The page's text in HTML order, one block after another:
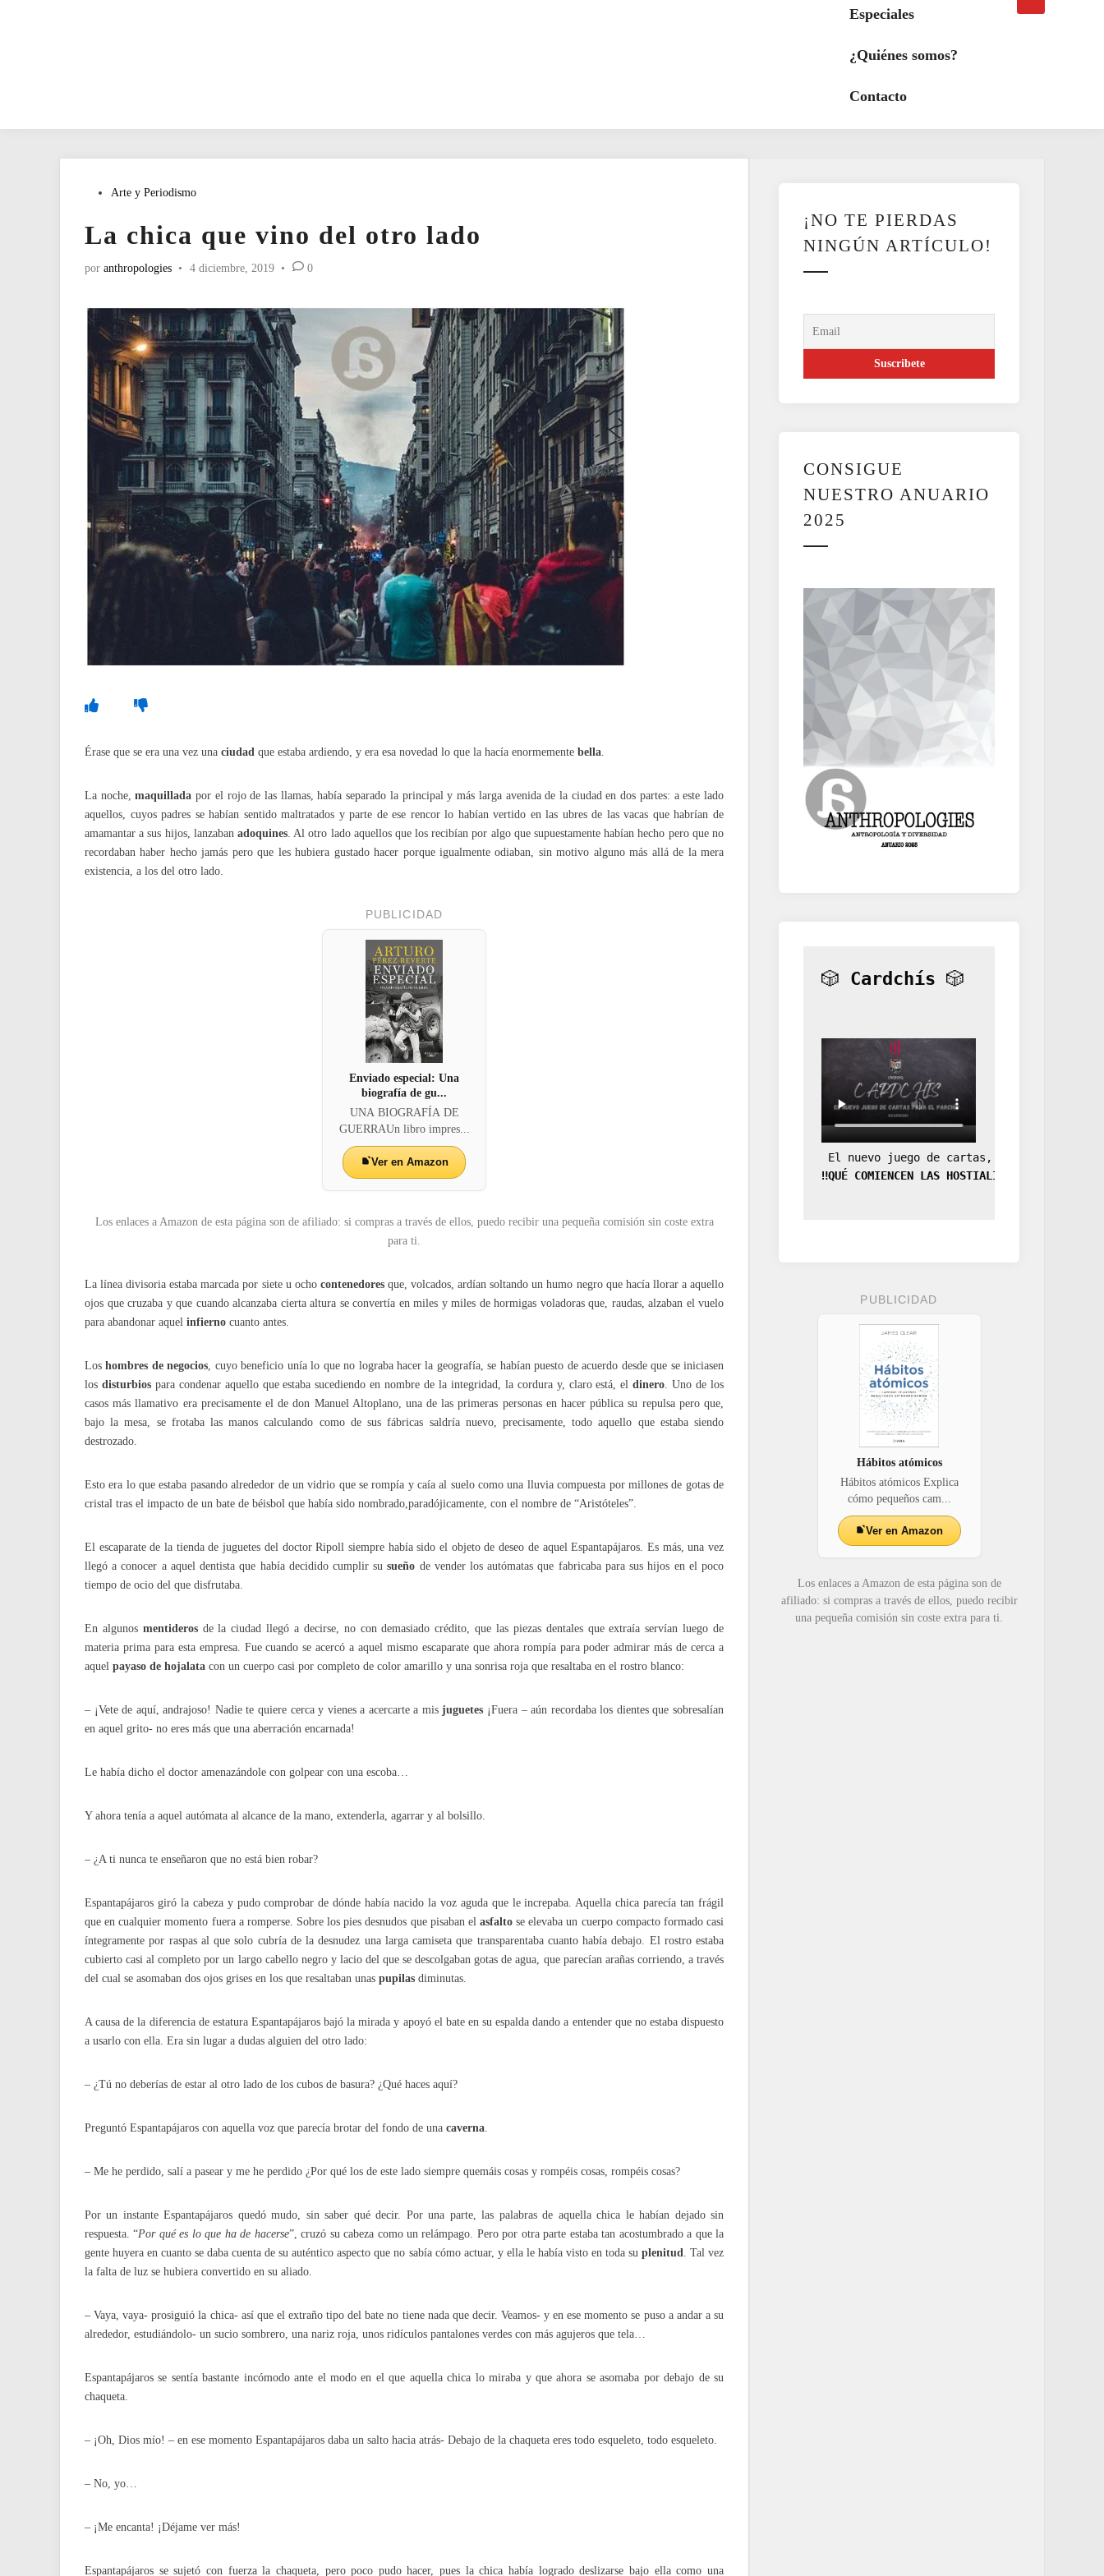
Especiales
¿Quiénes somos?
Contacto
búsqueda
PublicadoArte y Periodismo
La chica que vino del otro lado
por anthropologies • 4 diciembre, 2019 • 0
Érase que se era una vez una ciudad que estaba ardiendo, y era esa novedad lo que la hacía enormemente bella.
La noche,maquillada por el rojo de las llamas, había separado la principal y más larga avenida de la ciudad en dos partes: a este lado
aquellos, cuyos padres se habían sentido maltratados y parte de ese rencor lo habían vertido en las ubres de las vacas que habrían de
amamantar a sus hijos, lanzaban adoquines. Al otro lado aquellos que los recibían por algo que supuestamente habían hecho pero que no
recordaban haber hecho jamás pero que les hubiera gustado hacer porque igualmente odiaban, sin motivo alguno más allá de la mera
existencia, a los del otro lado.
PUBLICIDAD
Enviado especial: Una
biografía de gu...
UNA BIOGRAFÍA DE
GUERRAUn libro impres...
Ver en Amazon
Los enlaces a Amazon de esta página son de afiliado: si compras a través de ellos, puedo recibir una pequeña comisión sin coste extra
para ti.
La línea divisoria estaba marcada por siete u ocho contenedoresque, volcados, ardían soltando un humo negro que hacía llorar a aquello
ojos que cruzaba y que cuando alcanzaba cierta altura se convertía en miles y miles de hormigas voladoras que, raudas, alzaban el vuelo
para abandonar aquel infierno cuanto antes.
Loshombres de negocios, cuyo beneficio unía lo que no lograba hacer la geografía, se habían puesto de acuerdo desde que se iniciasen
los disturbiospara condenar aquello que estaba sucediendo en nombre de la integridad, la cordura y, claro está, eldinero. Uno de los
casos más llamativo era precisamente el de don Manuel Altoplano, una de las primeras personas en hacer pública su repulsa pero que,
bajo la mesa, se frotaba las manos calculando como de sus fábricas saldría nuevo, precisamente, todo aquello que estaba siendo
destrozado.
Esto era lo que estaba pasando alrededor de un vidrio que se rompía y caía al suelo como una lluvia compuesta por millones de gotas de
cristal tras el impacto de un bate de béisbol que había sido nombrado,paradójicamente, con el nombre de “Aristóteles”.
El escaparate de la tienda de juguetes del doctor Ripoll siempre había sido el objeto de deseo de aquel Espantapájaros. Es más, una vez
llegó a conocer a aquel dentista que había decidido cumplir susueño de vender los autómatas que fabricaba para sus hijos en el poco
tiempo de ocio del que disfrutaba.
En algunos mentiderosde la ciudad llegó a decirse, no con demasiado crédito, que las piezas dentales que extraía servían luego de
materia prima para esta empresa. Fue cuando se acercó a aquel mismo escaparate que ahora rompía para poder admirar más de cerca a
aquel payaso de hojalata con un cuerpo casi por completo de color amarillo y una sonrisa roja que resaltaba en el rostro blanco:
– ¡Vete de aquí, andrajoso! Nadie te quiere cerca y vienes a acercarte a misjuguetes ¡Fuera – aún recordaba los dientes que sobresalían
en aquel grito- no eres más que una aberración encarnada!
Le había dicho el doctor amenazándole con golpear con una escoba…
Y ahora tenía a aquel autómata al alcance de la mano, extenderla, agarrar y al bolsillo.
– ¿A ti nunca te enseñaron que no está bien robar?
Espantapájaros giró la cabeza y pudo comprobar de dónde había nacido la voz aguda que le increpaba. Aquella chica parecía tan frágil
que en cualquier momento fuera a romperse. Sobre los pies desnudos que pisaban el asfalto se elevaba un cuerpo compacto formado casi
íntegramente por raspas al que solo cubría de la desnudez una larga camiseta que transparentaba cuanto había debajo. El rostro estaba
cubierto casi al completo por un largo cabello negro y lacio del que se descolgaban gotas de agua, que parecían arañas corriendo, a través
del cual se asomaban dos ojos grises en los que resaltaban unas pupilas diminutas.
A causa de la diferencia de estatura Espantapájaros bajó la mirada y apoyó el bate en su espalda dando a entender que no estaba dispuesto
a usarlo con ella. Era sin lugar a dudas alguien del otro lado:
– ¿Tú no deberías de estar al otro lado de los cubos de basura? ¿Qué haces aquí?
Preguntó Espantapájaros con aquella voz que parecía brotar del fondo de una caverna.
– Me he perdido, salí a pasear y me he perdido ¿Por qué los de este lado siempre quemáis cosas y rompéis cosas, rompéis cosas?
Por un instante Espantapájaros quedó mudo, sin saber qué decir. Por una parte, las palabras de aquella chica le habían dejado sin
respuesta. “Por qué es lo que ha de hacerse”, cruzó su cabeza como un relámpago. Pero por otra parte estaba tan acostumbrado a que la
gente huyera en cuanto se daba cuenta de su auténtico aspecto que no sabía cómo actuar, y ella le había visto en toda su plenitud. Tal vez
la falta de luz se hubiera convertido en su aliado.
– Vaya, vaya- prosiguió la chica- así que el extraño tipo del bate no tiene nada que decir. Veamos- y en ese momento se puso a andar a su
alrededor, estudiándolo- un sucio sombrero, una nariz roja, unos ridículos pantalones verdes con más agujeros que tela…
Espantapájaros se sentía bastante incómodo ante el modo en el que aquella chica lo miraba y que ahora se asomaba por debajo de su
chaqueta.
– ¡Oh, Dios mío! – en ese momento Espantapájaros daba un salto hacia atrás- Debajo de la chaqueta eres todo esqueleto, todo esqueleto.
– No, yo…
– ¡Me encanta! ¡Déjame ver más!
Espantapájaros se sujetó con fuerza la chaqueta, pero poco pudo hacer, pues la chica había logrado deslizarse bajo ella como una
¡NO TE PIERDAS
NINGÚN ARTÍCULO!
CONSIGUE
NUESTRO ANUARIO
2025
🎲 Cardchís 🎲
El nuevo juego de cartas, la expansión
‼️QUÉ COMIENCEN LAS HOSTIALIDADES‼️
PUBLICIDAD
Hábitos atómicos
Hábitos atómicos Explica
cómo pequeños cam...
Ver en Amazon
Los enlaces a Amazon de esta página son de
afiliado: si compras a través de ellos, puedo recibir
una pequeña comisión sin coste extra para ti.